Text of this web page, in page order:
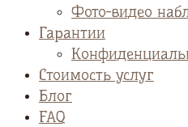
Фото-видео
Гарантии
Стоимость услуг
Блог
FAQ